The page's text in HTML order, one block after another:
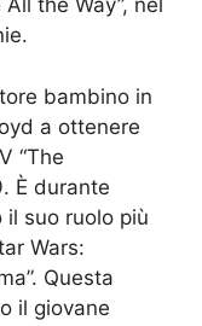
the Way”, nel
bambino in
a ottenere
“The
È durante
suo ruolo più
Wars:
Questa
il giovane